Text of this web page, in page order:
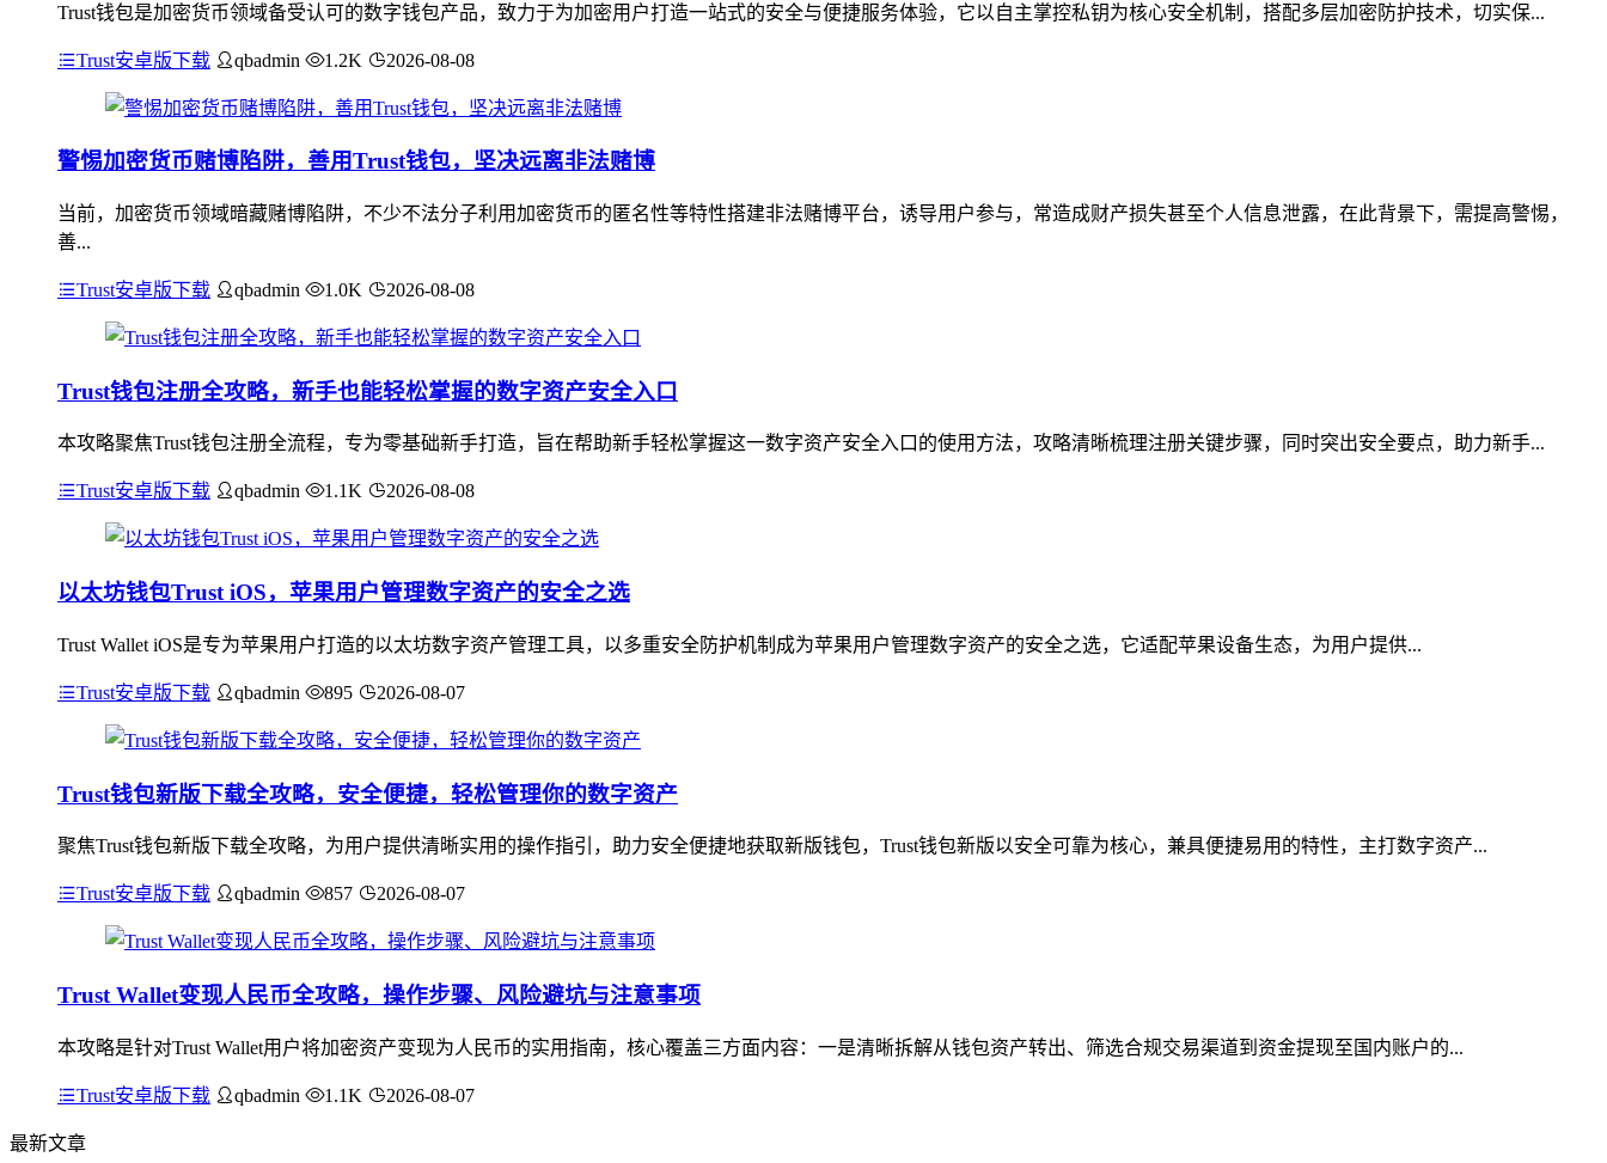
Trust钱包是加密货币领域备受认可的数字钱包产品，致力于为加密用户打造一站式的安全与便捷服务体验，它以自主掌控私钥为核心安全机制，搭配多层加密防护技术，切实保...
Trust安卓版下载 qbadmin 1.2K 2026-08-08
警惕加密货币赌博陷阱，善用Trust钱包，坚决远离非法赌博
当前，加密货币领域暗藏赌博陷阱，不少不法分子利用加密货币的匿名性等特性搭建非法赌博平台，诱导用户参与，常造成财产损失甚至个人信息泄露，在此背景下，需提高警惕，
善...
Trust安卓版下载 qbadmin 1.0K 2026-08-08
Trust钱包注册全攻略，新手也能轻松掌握的数字资产安全入口
本攻略聚焦Trust钱包注册全流程，专为零基础新手打造，旨在帮助新手轻松掌握这一数字资产安全入口的使用方法，攻略清晰梳理注册关键步骤，同时突出安全要点，助力新手...
Trust安卓版下载 qbadmin 1.1K 2026-08-08
以太坊钱包Trust iOS，苹果用户管理数字资产的安全之选
Trust Wallet iOS是专为苹果用户打造的以太坊数字资产管理工具，以多重安全防护机制成为苹果用户管理数字资产的安全之选，它适配苹果设备生态，为用户提供...
Trust安卓版下载 qbadmin 895 2026-08-07
Trust钱包新版下载全攻略，安全便捷，轻松管理你的数字资产
聚焦Trust钱包新版下载全攻略，为用户提供清晰实用的操作指引，助力安全便捷地获取新版钱包，Trust钱包新版以安全可靠为核心，兼具便捷易用的特性，主打数字资产...
Trust安卓版下载 qbadmin 857 2026-08-07
Trust Wallet变现人民币全攻略，操作步骤、风险避坑与注意事项
本攻略是针对Trust Wallet用户将加密资产变现为人民币的实用指南，核心覆盖三方面内容：一是清晰拆解从钱包资产转出、筛选合规交易渠道到资金提现至国内账户的...
Trust安卓版下载 qbadmin 1.1K 2026-08-07
最新文章